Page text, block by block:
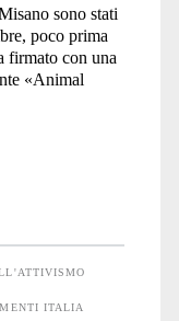
sono stati
poco prima
firmato con una
«Animal
ITALIA